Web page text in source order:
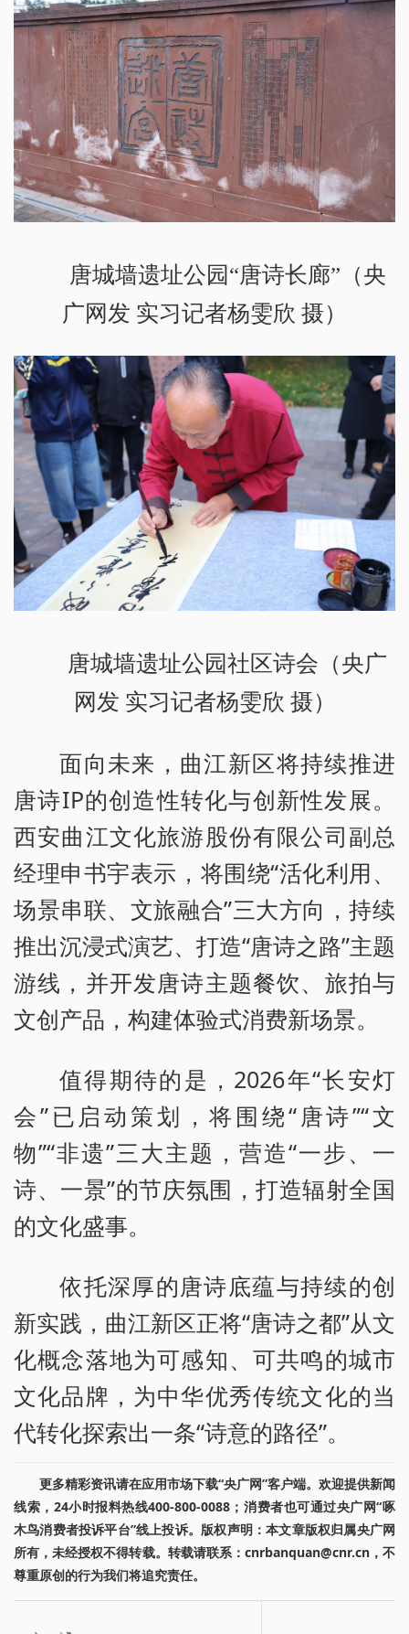
唐城墙遗址公园“唐诗长廊”（央
广网发 实习记者杨雯欣 摄）
唐城墙遗址公园社区诗会（央广
网发 实习记者杨雯欣 摄）
面向未来，曲江新区将持续推进
唐诗IP的创造性转化与创新性发展。
西安曲江文化旅游股份有限公司副总
经理申书宇表示，将围绕“活化利用、
场景串联、文旅融合”三大方向，持续
推出沉浸式演艺、打造“唐诗之路”主题
游线，并开发唐诗主题餐饮、旅拍与
文创产品，构建体验式消费新场景。
值得期待的是，2026年“长安灯
会”已启动策划，将围绕“唐诗”“文
物”“非遗”三大主题，营造“一步、一
诗、一景”的节庆氛围，打造辐射全国
的文化盛事。
依托深厚的唐诗底蕴与持续的创
新实践，曲江新区正将“唐诗之都”从文
化概念落地为可感知、可共鸣的城市
文化品牌，为中华优秀传统文化的当
代转化探索出一条“诗意的路径”。
更多精彩资讯请在应用市场下载“央广网”客户端。欢迎提供新闻
线索，24小时报料热线400-800-0088；消费者也可通过央广网“啄
木鸟消费者投诉平台”线上投诉。版权声明：本文章版权归属央广网
所有，未经授权不得转载。转载请联系：cnrbanquan@cnr.cn，不
尊重原创的行为我们将追究责任。